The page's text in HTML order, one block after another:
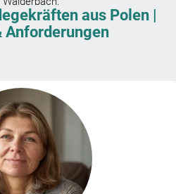
aus Polen |
Anforderungen